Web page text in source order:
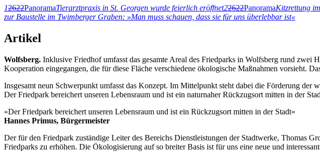
12622PanoramaTierarztpraxis in St. Georgen wurde feierlich eröffnet22622PanoramaKitzrettung
zur Baustelle im Twimberger Graben: »Man muss schauen, dass sie für uns überlebbar ist«
Artikel
Wolfsberg. Inklusive Friedhof umfasst das gesamte Areal des Friedparks in Wolfsberg rund
Kooperation eingegangen, die für diese Fläche verschiedene ökologische Maßnahmen vorsieht.
Insgesamt neun Schwerpunkt umfasst das Konzept. Im Mittelpunkt steht dabei die Förderung
Der Friedpark bereichert unseren Lebensraum und ist ein naturnaher Rückzugsort mitten in der
»Der Friedpark bereichert unseren Lebensraum und ist ein Rückzugsort mitten in der Stadt«
Hannes Primus, Bürgermeister
Der für den Friedpark zuständige Leiter des Bereichs Dienstleistungen der Stadtwerke, Thomas
Friedparks zu erhöhen. Die Ökologisierung auf so breiter Basis ist für uns eine neue und